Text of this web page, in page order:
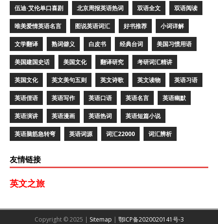
伍迪·艾伦单口喜剧 北京周报英语热词 双语全文 双语阅读
唯美爱情英语名言 图说英语词汇 好书推荐 小词详解
文学翻译 熟词僻义 白皮书 经典台词 美国习惯用语
美国建国史话 美国文化 翻译研究 考研词汇精讲
英国文化 英文美句五则 英文诗歌 英文读物 英语习语
英语俚语 英语写作 英语口语 英语名言 英语幽默
英语演讲 英语漫画 英语热词 英语短篇小说
英语脑筋急转弯 英语词源 词汇22000 词汇辨析
友情链接
英文之旅
Copyright © 2025 | Sitemap | 鄂ICP备2020020141号-3